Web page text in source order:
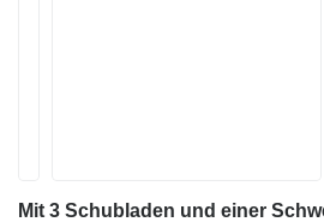
Mit 3 Schubladen und einer